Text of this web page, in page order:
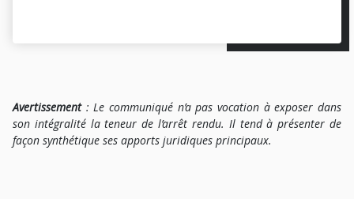
Avertissement: Le communiqué n’a pas vocation à exposer dans
son intégralité la teneur de l’arrêt rendu. Il tend à présenter de
façon synthétique ses apports juridiques principaux.